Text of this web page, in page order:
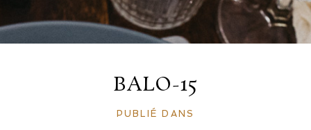
BALO-15
PUBLIÉ DANS